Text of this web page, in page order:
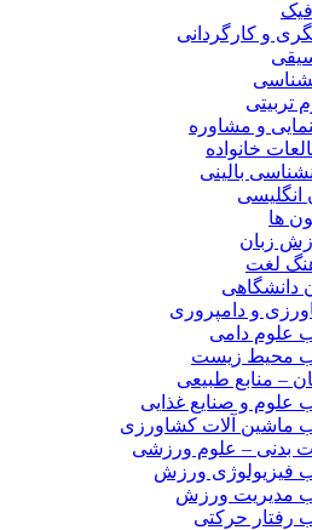
و کارگردانی
تربیتی
و مشاوره
خانواده
بالینی
انگلیسی
ها
زبان
لغت
دانشگاهی
و دامپروری
علوم دامی
محیط زیست
– منابع طبیعی
علوم و صنایع غذایی
ماشین آلات کشاورزی
بدنی – علوم ورزشی
فیزیولوژی ورزش
مدیریت ورزش
رفتار حرکتی